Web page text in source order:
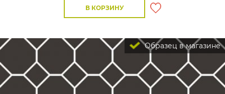
В КОРЗИНУ
Образец в магазине